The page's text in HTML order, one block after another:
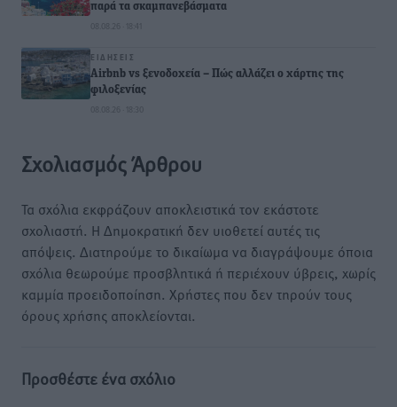
παρά τα σκαμπανεβάσματα
08.08.26 · 18:41
ΕΙΔΉΣΕΙΣ
Airbnb vs ξενοδοχεία – Πώς αλλάζει ο χάρτης της
φιλοξενίας
08.08.26 · 18:30
Σχολιασμός Άρθρου
Τα σχόλια εκφράζουν αποκλειστικά τον εκάστοτε
σχολιαστή. Η Δημοκρατική δεν υιοθετεί αυτές τις
απόψεις. Διατηρούμε το δικαίωμα να διαγράψουμε όποια
σχόλια θεωρούμε προσβλητικά ή περιέχουν ύβρεις, χωρίς
καμμία προειδοποίηση. Χρήστες που δεν τηρούν τους
όρους χρήσης αποκλείονται.
Προσθέστε ένα σχόλιο